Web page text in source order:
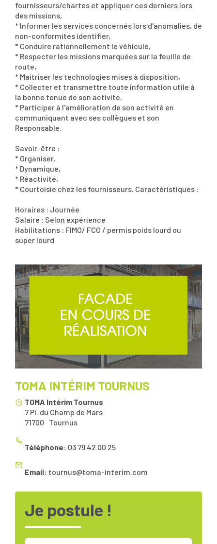
fournisseurs/chartes et appliquer ces derniers lors
des missions,
* Informer les services concernés lors d'anomalies, de
non-conformités identifier,
* Conduire rationnellement le véhicule,
* Respecter les missions marquées sur la feuille de
route,
* Maitriser les technologies mises à disposition,
* Collecter et transmettre toute information utile à
la bonne tenue de son activité,
* Participer à l'amélioration de son activité en
communiquant avec ses collègues et son
Responsable.
Savoir-être :
* Organiser,
* Dynamique,
* Réactivité,
* Courtoisie chez les fournisseurs. Caractéristiques :
Horaires : Journée
Salaire : Selon expérience
Habilitations : FIMO/ FCO / permis poids lourd ou
super lourd
TOMA INTÉRIM TOURNUS
TOMA Intérim Tournus
7 Pl. du Champ de Mars
Tournus
71700
Téléphone: 03 79 42 00 25
Email: tournus@toma-interim.com
Je postule !